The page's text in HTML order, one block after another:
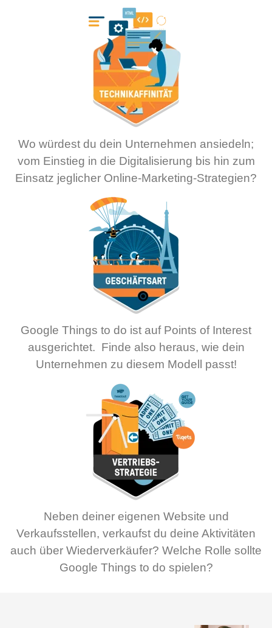
Wo würdest du dein Unternehmen ansiedeln;
vom Einstieg in die Digitalisierung bis hin zum
Einsatz jeglicher Online-Marketing-Strategien?
Google Things to do ist auf Points of Interest
ausgerichtet. Finde also heraus, wie dein
Unternehmen zu diesem Modell passt!
Neben deiner eigenen Website und
Verkaufsstellen, verkaufst du deine Aktivitäten
auch über Wiederverkäufer? Welche Rolle sollte
Google Things to do spielen?